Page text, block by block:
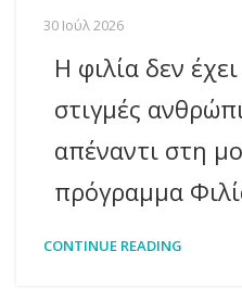
30 Ιούλ 2026
Η φιλία δεν
στιγμές
απέναντι στη
πρόγραμμα
CONTINUE READING